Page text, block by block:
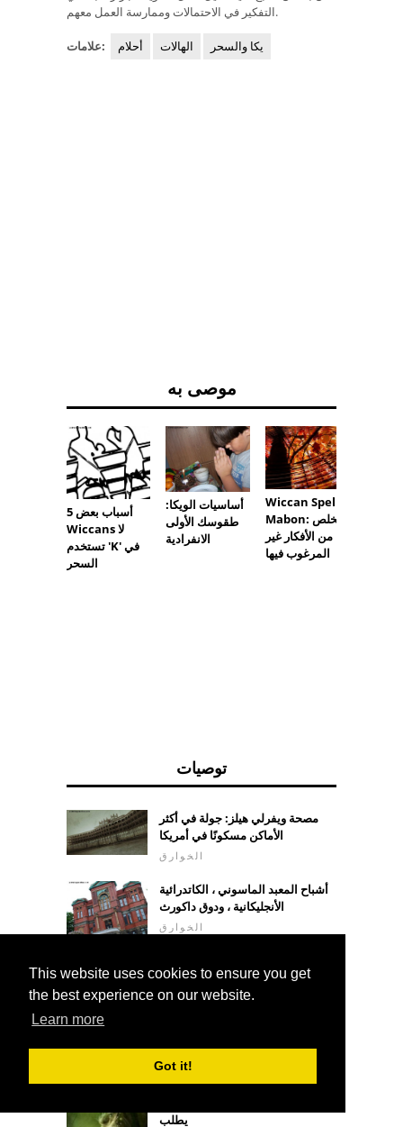
This website uses cookies to ensure you get
the best experience on our website.
Learn more
Got it!
التفكير في الاحتمالات وممارسة العمل معهم.
علامات: أحلام الهالات يكا والسحر
موصى به
5 أسباب بعض
Wiccans لا
تستخدم 'K' في
السحر
أساسيات الويكا:
طقوسك الأولى
الانفرادية
Wiccan Spell لـ
Mabon: التخلص
من الأفكار غير
المرغوب فيها
توصيات
مصحة ويفرلي هيلز: جولة في أكثر
الأماكن مسكونًا في أمريكا
الخوارق
أشباح المعبد الماسوني ، الكاتدرائية
الأنجليكانية ، ودوق داكورث
الخوارق
الحوت الشمس تسجيل الناس
يطلب